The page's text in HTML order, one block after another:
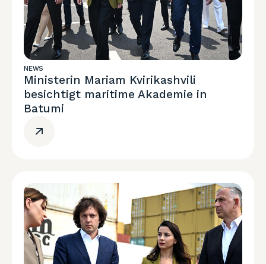
NEWS
Ministerin Mariam Kvirikashvili
besichtigt maritime Akademie in
Batumi